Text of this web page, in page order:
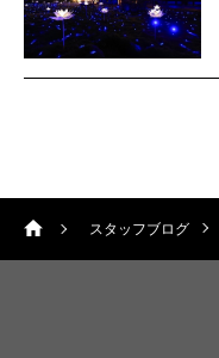
スタッフブログ